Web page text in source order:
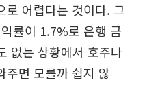
로 어렵다는 것이다. 그
률이 1.7%로 은행 금
없는 상황에서 호주나
주면 모를까 쉽지 않